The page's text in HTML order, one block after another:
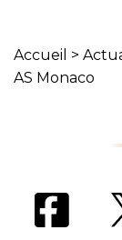
Accueil >
AS Monaco